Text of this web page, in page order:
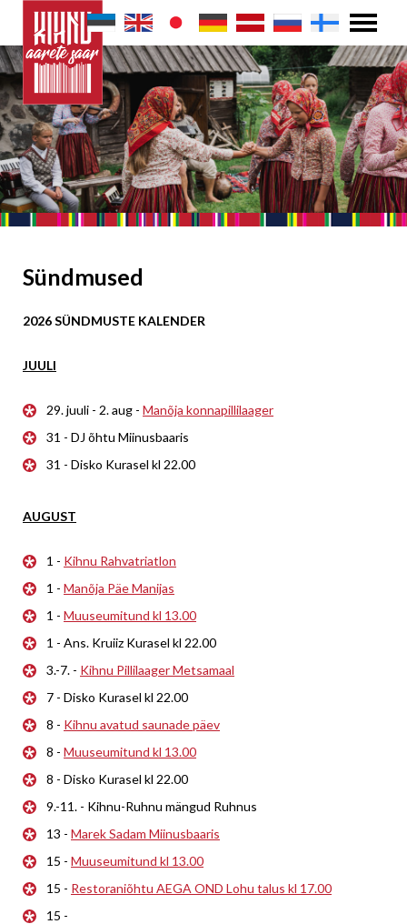
Sündmused
2026 SÜNDMUSTE KALENDER
JUULI
29. juuli - 2. aug - Manõja konnapillilaager
31 - DJ õhtu Miinusbaaris
31 - Disko Kurasel kl 22.00
AUGUST
1 - Kihnu Rahvatriatlon
1 - Manõja Päe Manijas
1 - Muuseumitund kl 13.00
1 - Ans. Kruiiz Kurasel kl 22.00
3.-7. - Kihnu Pillilaager Metsamaal
7 - Disko Kurasel kl 22.00
8 - Kihnu avatud saunade päev
8 - Muuseumitund kl 13.00
8 - Disko Kurasel kl 22.00
9.-11. - Kihnu-Ruhnu mängud Ruhnus
13 - Marek Sadam Miinusbaaris
15 - Muuseumitund kl 13.00
15 - Restoraniõhtu AEGA OND Lohu talus kl 17.00
15 -